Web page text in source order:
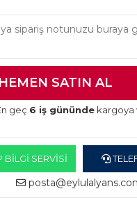
geç 6 iş gününde kargoya
BILGI SERVISI